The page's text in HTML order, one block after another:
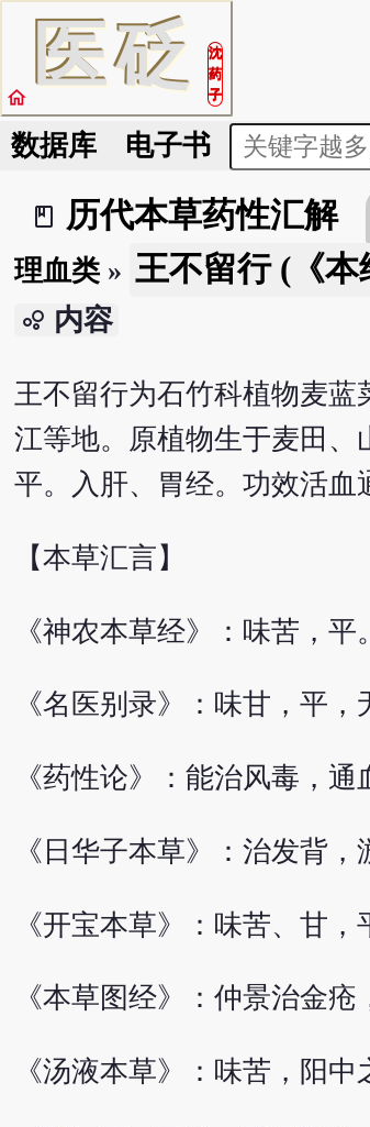
医砭
沈
药
子
home
数据库 电子书
book_2
历代本草药性汇解
理血类» 王不留行 (《本
bubble_chart 内容
王不留行为石竹科植物麦
江等地。原植物生于麦田
平。入肝、胃经。功效活血
【本草汇言】
《神农本草经》：味苦，
《名医别录》：味甘，平
《药性论》：能治风毒，通
《日华子本草》：治发背
《开宝本草》：味苦、甘
《本草图经》：仲景治金
《汤液本草》：味苦，阳中